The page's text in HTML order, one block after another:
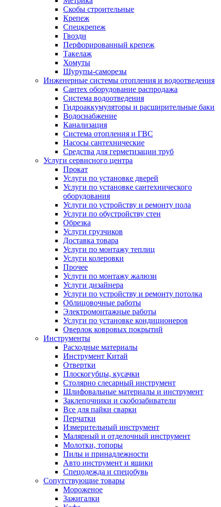
Скобы строительные
Крепеж
Спецкрепеж
Гвозди
Перфорированный крепеж
Такелаж
Хомуты
Шурупы-саморезы
Инженерные системы отопления и водоотведения
Сантех оборудование распродажа
Система водоотведения
Гидроаккумуляторы и расширительные баки
Водоснабжение
Канализация
Система отопления и ГВС
Насосы сантехнические
Средства для герметизации труб
Услуги сервисного центра
Прокат
Услуги по установке дверей
Услуги по установке сантехнического
оборудования
Услуги по устройству и ремонту пола
Услуги по обустройству стен
Обрезка
Услуги грузчиков
Доставка товара
Услуги по монтажу теплиц
Услуги колеровки
Прочее
Услуги по монтажу жалюзи
Услуги дизайнера
Услуги по устройству и ремонту потолка
Облицовочные работы
Электромонтажные работы
Услуги по установке кондиционеров
Оверлок ковровых покрытий
Инструменты
Расходные материалы
Инструмент Китай
Отвертки
Плоскогубцы, кусачки
Столярно слесарный инструмент
Шлифовальные материалы и инструмент
Заклепочники и скобозабиватели
Все для пайки сварки
Перчатки
Измерительный инструмент
Малярный и отделочный инструмент
Молотки, топоры
Пилы и принадлежности
Авто инструмент и ящики
Спецодежда и спецобувь
Сопутствующие товары
Мороженое
Зажигалки